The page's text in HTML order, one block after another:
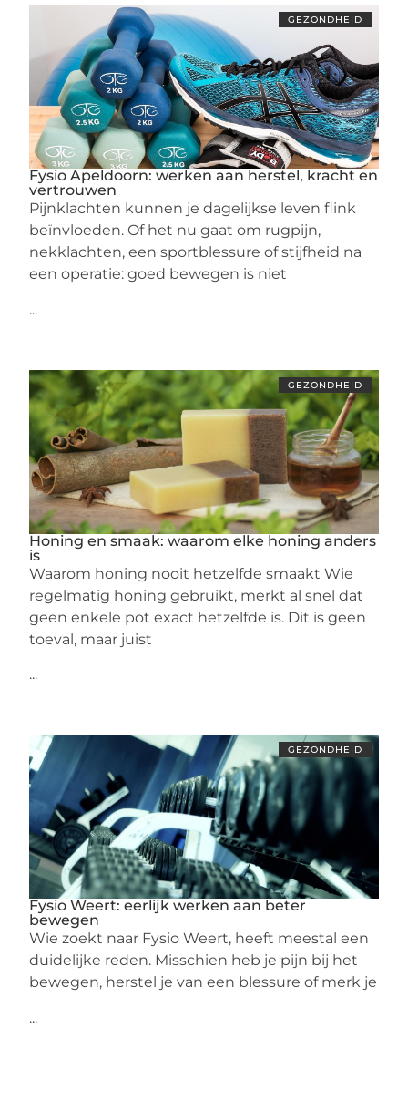
GEZONDHEID
Fysio Apeldoorn: werken aan herstel, kracht en
vertrouwen
Pijnklachten kunnen je dagelijkse leven flink
beïnvloeden. Of het nu gaat om rugpijn,
nekklachten, een sportblessure of stijfheid na
een operatie: goed bewegen is niet
...
GEZONDHEID
Honing en smaak: waarom elke honing anders
is
Waarom honing nooit hetzelfde smaakt Wie
regelmatig honing gebruikt, merkt al snel dat
geen enkele pot exact hetzelfde is. Dit is geen
toeval, maar juist
...
GEZONDHEID
Fysio Weert: eerlijk werken aan beter
bewegen
Wie zoekt naar Fysio Weert, heeft meestal een
duidelijke reden. Misschien heb je pijn bij het
bewegen, herstel je van een blessure of merk je
...